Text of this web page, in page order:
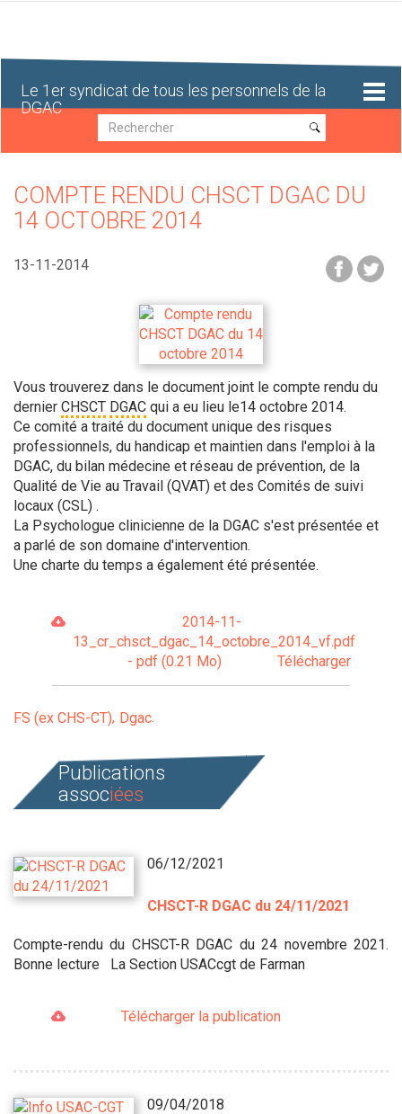
Le 1er syndicat de tous les personnels de la
DGAC
Recherche
Recherche
COMPTE RENDU CHSCT DGAC DU
14 OCTOBRE 2014
13-11-2014
Vous trouverez dans le document joint le compte rendu du
dernier CHSCT DGAC qui a eu lieu le14 octobre 2014.
Ce comité a traité du document unique des risques
professionnels, du handicap et maintien dans l'emploi à la
DGAC, du bilan médecine et réseau de prévention, de la
Qualité de Vie au Travail (QVAT) et des Comités de suivi
locaux (CSL) .
La Psychologue clinicienne de la DGAC s'est présentée et
a parlé de son domaine d'intervention.
Une charte du temps a également été présentée.
2014-11-
13_cr_chsct_dgac_14_octobre_2014_vf.pdf
- pdf (0.21 Mo)
Télécharger
FS (ex CHS-CT) Dgac
Publications
associées
06/12/2021
CHSCT-R DGAC du 24/11/2021
Compte-rendu du CHSCT-R DGAC du 24 novembre 2021.
Bonne lecture La Section USACcgt de Farman
Télécharger la publication
09/04/2018